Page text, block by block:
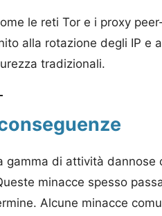
le reti Tor e i proxy
alla rotazione degli IP e
tradizionali.
gamma di attività dannose
minacce spesso
Alcune minacce